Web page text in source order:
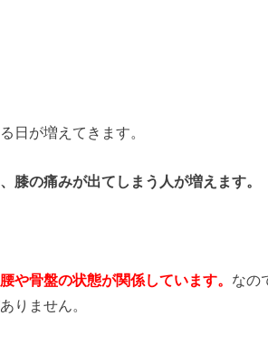
日が増えてきます。
膝の痛みが出てしまう人が増えます。
腰や骨盤の状態が関係しています。 なの
りません。